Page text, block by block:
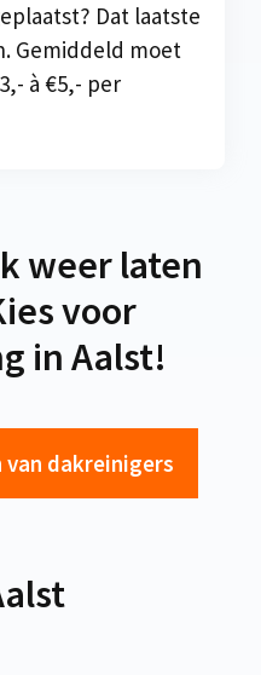
Dat laatste
Gemiddeld moet
à €5,- per
weer laten
voor
in Aalst!
dakreinigers